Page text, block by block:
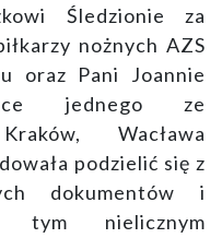
Śledzionie za
nożnych AZS
oraz Pani Joannie
jednego ze
Wacława
podzielić się z
dokumentów i
tym nielicznym